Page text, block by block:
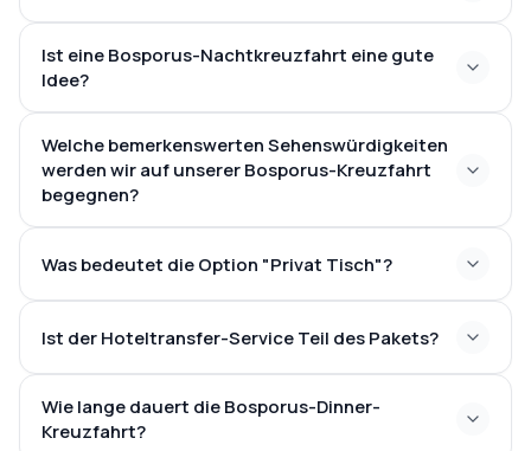
Ist eine Bosporus-Nachtkreuzfahrt eine gute
Idee?
Welche bemerkenswerten Sehenswürdigkeiten
werden wir auf unserer Bosporus-Kreuzfahrt
begegnen?
Palast
verzauberten osmanischen Ufervillen
Jedes Denkmal ist nachts wunderschön beleuchtet,
was eine ideale Kulisse für Fotografie-Enthusiasten
Was bedeutet die Option "Privat Tisch"?
Ist der Hoteltransfer-Service Teil des Pakets?
Bringdienste von den Haupt-Hotels in Istanbul
Wie lange dauert die Bosporus-Dinner-
Kreuzfahrt?